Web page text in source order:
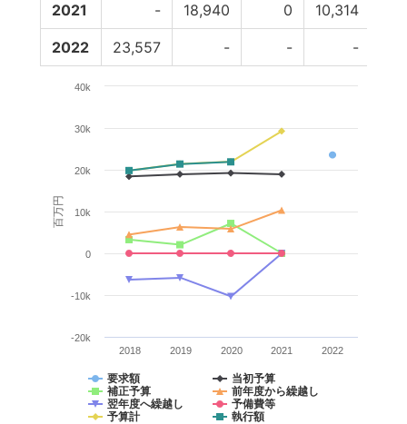
2021 - 18,940 0 10,314
2022 23,557 - - -
百万円
要求額
当初予算
補正予算
前年度から繰越し
翌年度へ繰越し
予備費等
予算計
執行額
2018 2019 2020 2021 2022
-20k
-10k
0
10k
20k
30k
40k